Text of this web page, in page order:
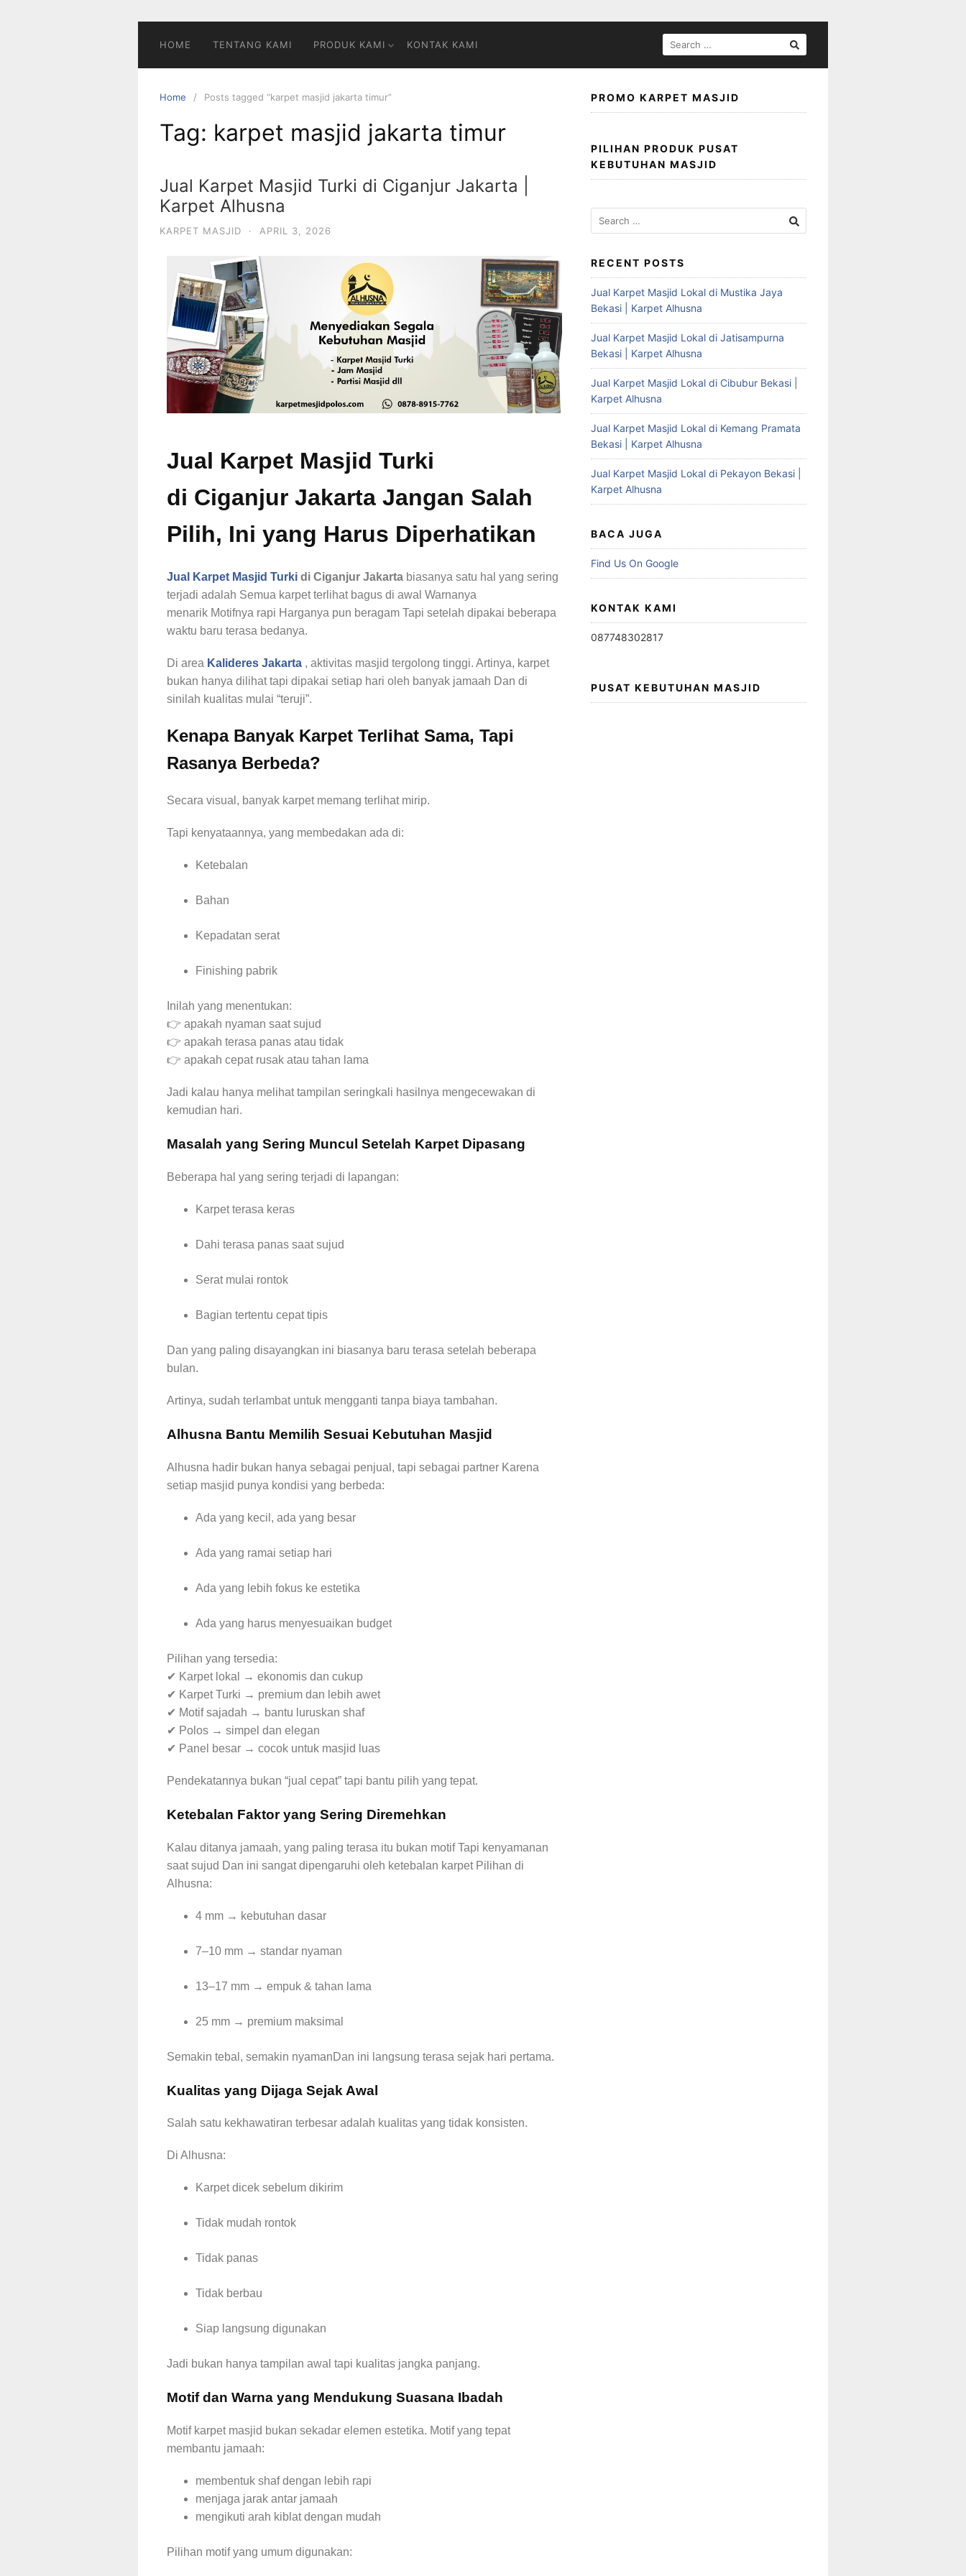
HOME TENTANG KAMI PRODUK KAMI KONTAK KAMI
Home Posts tagged “karpet masjid jakarta timur”
Tag: karpet masjid jakarta timur
Jual Karpet Masjid Turki di Ciganjur Jakarta |
Karpet Alhusna
KARPET MASJID · APRIL 3, 2026
Jual Karpet Masjid Turki
di Ciganjur Jakarta Jangan Salah
Pilih, Ini yang Harus Diperhatikan
Jual Karpet Masjid Turki di Ciganjur Jakarta biasanya satu hal yang sering
terjadi adalah Semua karpet terlihat bagus di awal Warnanya
menarik Motifnya rapi Harganya pun beragam Tapi setelah dipakai beberapa
waktu baru terasa bedanya.
Di area Kalideres Jakarta , aktivitas masjid tergolong tinggi. Artinya, karpet
bukan hanya dilihat tapi dipakai setiap hari oleh banyak jamaah Dan di
sinilah kualitas mulai “teruji”.
Kenapa Banyak Karpet Terlihat Sama, Tapi
Rasanya Berbeda?
Secara visual, banyak karpet memang terlihat mirip.
Tapi kenyataannya, yang membedakan ada di:
Ketebalan
Bahan
Kepadatan serat
Finishing pabrik
Inilah yang menentukan:
👉 apakah nyaman saat sujud
👉 apakah terasa panas atau tidak
👉 apakah cepat rusak atau tahan lama
Jadi kalau hanya melihat tampilan seringkali hasilnya mengecewakan di
kemudian hari.
Masalah yang Sering Muncul Setelah Karpet Dipasang
Beberapa hal yang sering terjadi di lapangan:
Karpet terasa keras
Dahi terasa panas saat sujud
Serat mulai rontok
Bagian tertentu cepat tipis
Dan yang paling disayangkan ini biasanya baru terasa setelah beberapa
bulan.
Artinya, sudah terlambat untuk mengganti tanpa biaya tambahan.
Alhusna Bantu Memilih Sesuai Kebutuhan Masjid
Alhusna hadir bukan hanya sebagai penjual, tapi sebagai partner Karena
setiap masjid punya kondisi yang berbeda:
Ada yang kecil, ada yang besar
Ada yang ramai setiap hari
Ada yang lebih fokus ke estetika
Ada yang harus menyesuaikan budget
Pilihan yang tersedia:
✔ Karpet lokal → ekonomis dan cukup
✔ Karpet Turki → premium dan lebih awet
✔ Motif sajadah → bantu luruskan shaf
✔ Polos → simpel dan elegan
✔ Panel besar → cocok untuk masjid luas
Pendekatannya bukan “jual cepat” tapi bantu pilih yang tepat.
Ketebalan Faktor yang Sering Diremehkan
Kalau ditanya jamaah, yang paling terasa itu bukan motif Tapi kenyamanan
saat sujud Dan ini sangat dipengaruhi oleh ketebalan karpet Pilihan di
Alhusna:
4 mm → kebutuhan dasar
7–10 mm → standar nyaman
13–17 mm → empuk & tahan lama
25 mm → premium maksimal
Semakin tebal, semakin nyamanDan ini langsung terasa sejak hari pertama.
Kualitas yang Dijaga Sejak Awal
Salah satu kekhawatiran terbesar adalah kualitas yang tidak konsisten.
Di Alhusna:
Karpet dicek sebelum dikirim
Tidak mudah rontok
Tidak panas
Tidak berbau
Siap langsung digunakan
Jadi bukan hanya tampilan awal tapi kualitas jangka panjang.
Motif dan Warna yang Mendukung Suasana Ibadah
Motif karpet masjid bukan sekadar elemen estetika. Motif yang tepat
membantu jamaah:
membentuk shaf dengan lebih rapi
menjaga jarak antar jamaah
mengikuti arah kiblat dengan mudah
Pilihan motif yang umum digunakan:
PROMO KARPET MASJID
PILIHAN PRODUK PUSAT
KEBUTUHAN MASJID
RECENT POSTS
Jual Karpet Masjid Lokal di Mustika Jaya
Bekasi | Karpet Alhusna
Jual Karpet Masjid Lokal di Jatisampurna
Bekasi | Karpet Alhusna
Jual Karpet Masjid Lokal di Cibubur Bekasi |
Karpet Alhusna
Jual Karpet Masjid Lokal di Kemang Pramata
Bekasi | Karpet Alhusna
Jual Karpet Masjid Lokal di Pekayon Bekasi |
Karpet Alhusna
BACA JUGA
Find Us On Google
KONTAK KAMI
087748302817
PUSAT KEBUTUHAN MASJID